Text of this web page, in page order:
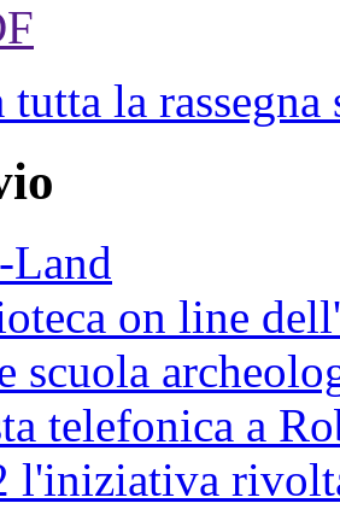
la rassegna
Land
on line
scuola
telefonica a
l'iniziativa